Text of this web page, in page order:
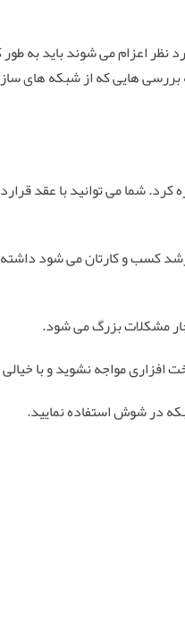
اعزام می شوند باید به
هایی که از شبکه های
شما می توانید با عقد
کسب و کارتان می شود داشته
مشکلات بزرگ می شود.
مواجه نشوید و با خیالی
در شوش استفاده نمایید.